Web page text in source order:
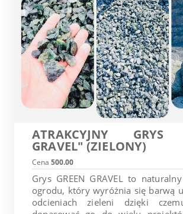
ATRAKCYJNY GRYS
GRAVEL" (ZIELONY)
Cena 500.00
Grys GREEN GRAVEL to
ogrodu, który wyróżnia się barwą
odcieniach zieleni dzięki